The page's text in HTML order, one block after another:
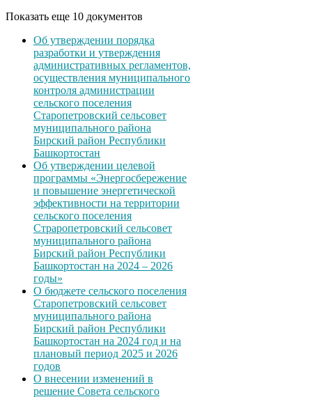
Показать еще 10 документов
Об утверждении порядка
разработки и утверждения
административных регламентов,
осуществления муниципального
контроля администрации
сельского поселения
Старопетровский сельсовет
муниципального района
Бирский район Республики
Башкортостан
Об утверждении целевой
программы «Энергосбережение
и повышение энергетической
эффективности на территории
сельского поселения
Страропетровский сельсовет
муниципального района
Бирский район Республики
Башкортостан на 2024 – 2026
годы»
О бюджете сельского поселения
Старопетровский сельсовет
муниципального района
Бирский район Республики
Башкортостан на 2024 год и на
плановый период 2025 и 2026
годов
О внесении изменений в
решение Совета сельского